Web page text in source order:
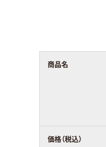
商品名
価格（税込）